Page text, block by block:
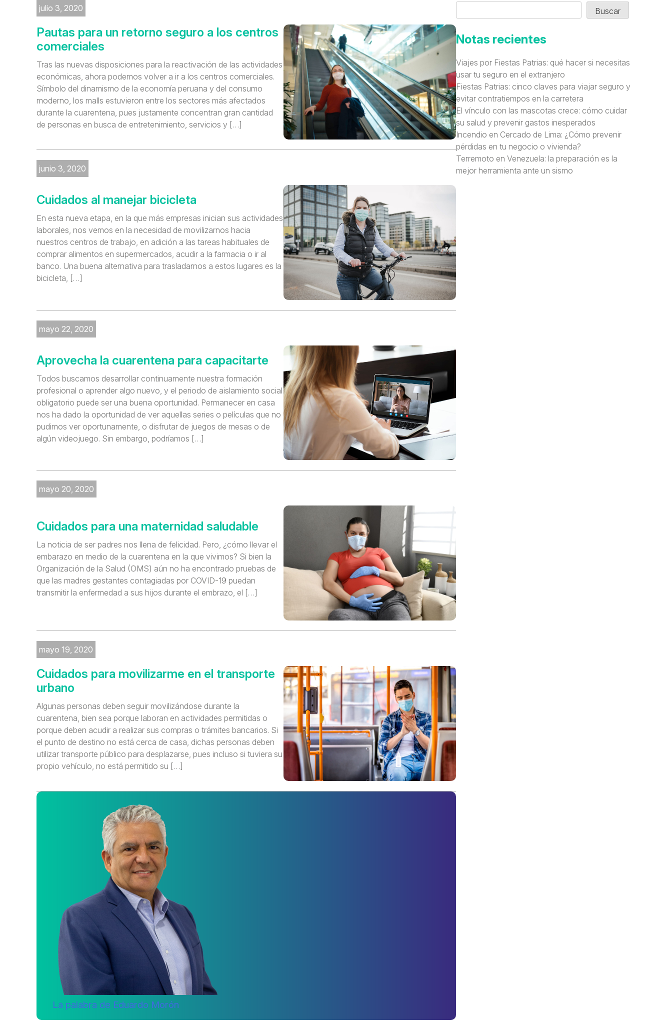
julio 3, 2020
Pautas para un retorno seguro a los centros
comerciales
Tras las nuevas disposiciones para la reactivación de las actividades
económicas, ahora podemos volver a ir a los centros comerciales.
Símbolo del dinamismo de la economía peruana y del consumo
moderno, los malls estuvieron entre los sectores más afectados
durante la cuarentena, pues justamente concentran gran cantidad
de personas en busca de entretenimiento, servicios y […]
junio 3, 2020
Cuidados al manejar bicicleta
En esta nueva etapa, en la que más empresas inician sus actividades
laborales, nos vemos en la necesidad de movilizarnos hacia
nuestros centros de trabajo, en adición a las tareas habituales de
comprar alimentos en supermercados, acudir a la farmacia o ir al
banco. Una buena alternativa para trasladarnos a estos lugares es la
bicicleta, […]
mayo 22, 2020
Aprovecha la cuarentena para capacitarte
Todos buscamos desarrollar continuamente nuestra formación
profesional o aprender algo nuevo, y el periodo de aislamiento social
obligatorio puede ser una buena oportunidad. Permanecer en casa
nos ha dado la oportunidad de ver aquellas series o películas que no
pudimos ver oportunamente, o disfrutar de juegos de mesas o de
algún videojuego. Sin embargo, podríamos […]
mayo 20, 2020
Cuidados para una maternidad saludable
La noticia de ser padres nos llena de felicidad. Pero, ¿cómo llevar el
embarazo en medio de la cuarentena en la que vivimos? Si bien la
Organización de la Salud (OMS) aún no ha encontrado pruebas de
que las madres gestantes contagiadas por COVID-19 puedan
transmitir la enfermedad a sus hijos durante el embrazo, el […]
mayo 19, 2020
Cuidados para movilizarme en el transporte
urbano
Algunas personas deben seguir movilizándose durante la
cuarentena, bien sea porque laboran en actividades permitidas o
porque deben acudir a realizar sus compras o trámites bancarios. Si
el punto de destino no está cerca de casa, dichas personas deben
utilizar transporte público para desplazarse, pues incluso si tuviera su
propio vehículo, no está permitido su […]
La palabra de Eduardo Morón
Buscar
Notas recientes
Viajes por Fiestas Patrias: qué hacer si necesitas
usar tu seguro en el extranjero
Fiestas Patrias: cinco claves para viajar seguro y
evitar contratiempos en la carretera
El vínculo con las mascotas crece: cómo cuidar
su salud y prevenir gastos inesperados
Incendio en Cercado de Lima: ¿Cómo prevenir
pérdidas en tu negocio o vivienda?
Terremoto en Venezuela: la preparación es la
mejor herramienta ante un sismo